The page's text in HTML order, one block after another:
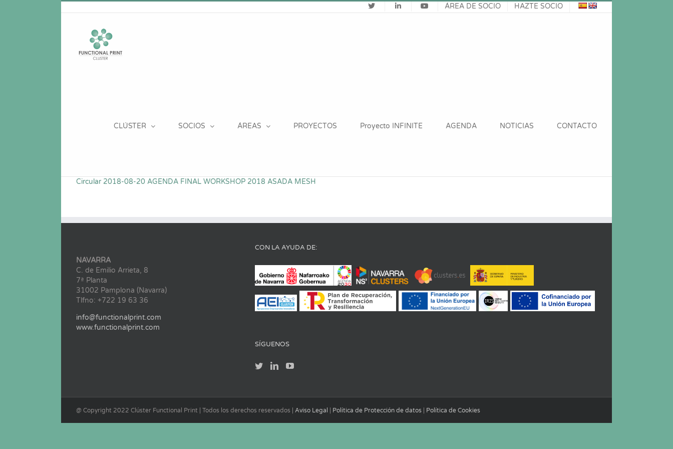
ÁREA DE SOCIO HAZTE SOCIO
CLÚSTER SOCIOS ÁREAS PROYECTOS Proyecto INFINITE AGENDA NOTICIAS CONTACTO
Circular 2018-08-20 AGENDA FINAL WORKSHOP 2018 ASADA MESH
NAVARRA
C. de Emilio Arrieta, 8
7ª Planta
31002 Pamplona (Navarra)
Tlfno: +722 19 63 36
info@functionalprint.com
www.functionalprint.com
CON LA AYUDA DE:
SÍGUENOS
@ Copyright 2022 Clúster Functional Print | Todos los derechos reservados | Aviso Legal Política de Protección de datos Política de Cookies